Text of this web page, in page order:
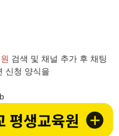
검색 및 채널 추가 후 채팅
신청 양식을